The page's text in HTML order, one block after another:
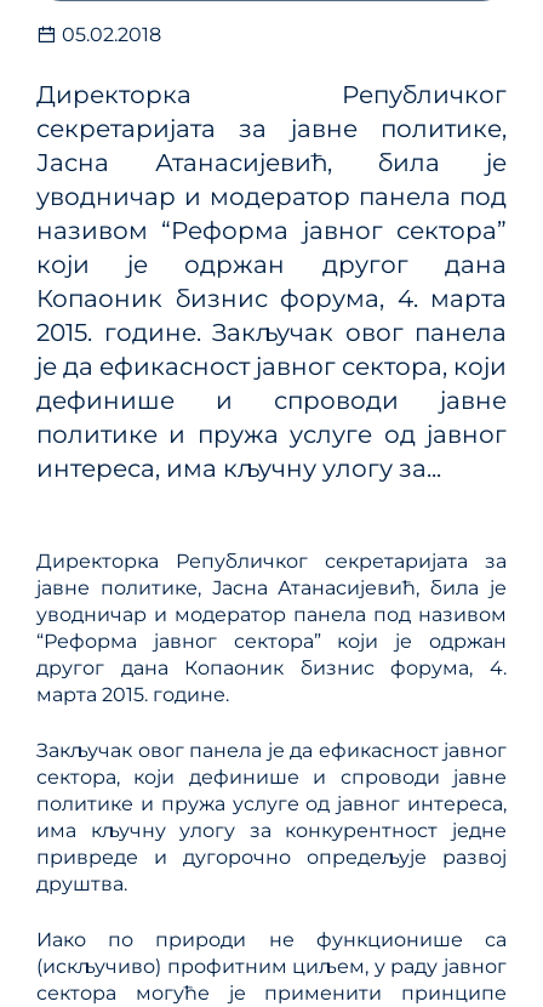
05.02.2018
Директорка Републичког
секретаријата за јавне политике,
Јасна Атанасијевић, била је
уводничар и модератор панела под
називом “Реформа јавног сектора”
који је одржан другог дана
Копаоник бизнис форума, 4. марта
2015. године. Закључак овог панела
је да ефикасност јавног сектора, који
дефинише и спроводи јавне
политике и пружа услуге од јавног
интереса, има кључну улогу за...
Директорка Републичког секретаријата за
јавне политике, Јасна Атанасијевић, била је
уводничар и модератор панела под називом
“Реформа јавног сектора” који је одржан
другог дана Копаоник бизнис форума, 4.
марта 2015. године.
Закључак овог панела је да ефикасност јавног
сектора, који дефинише и спроводи јавне
политике и пружа услуге од јавног интереса,
има кључну улогу за конкурентност једне
привреде и дугорочно опредељује развој
друштва.
Иако по природи не функционише са
(искључиво) профитним циљем, у раду јавног
сектора могуће је применити принципе